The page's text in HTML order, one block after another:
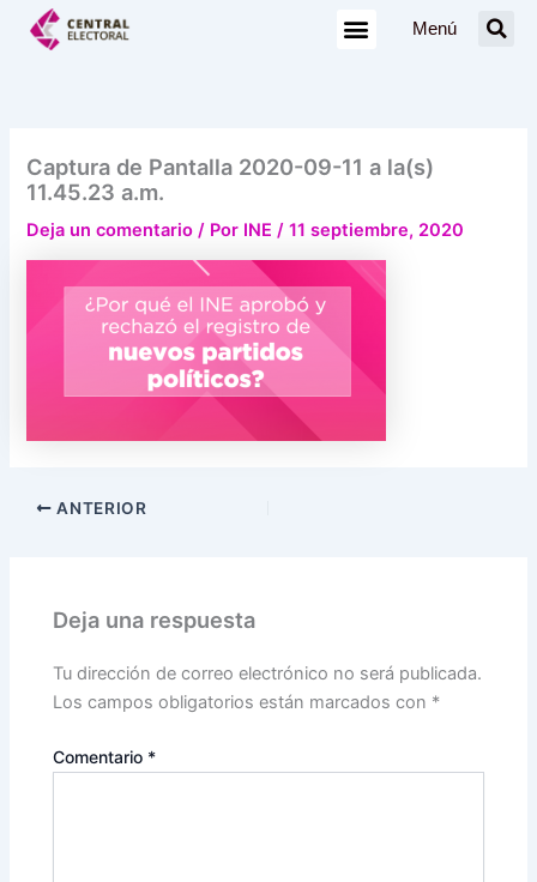
Menú
Captura de Pantalla 2020-09-11 a la(s)
11.45.23 a.m.
Deja un comentario / Por INE/11 septiembre, 2020
ANTERIOR
Deja una respuesta
Tu dirección de correo electrónico no será publicada.
Los campos obligatorios están marcados con *
Comentario *